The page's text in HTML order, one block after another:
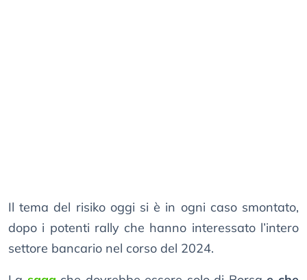
Il tema del risiko oggi si è in ogni caso smontato,
dopo i potenti rally che hanno interessato l’intero
settore bancario nel corso del 2024.